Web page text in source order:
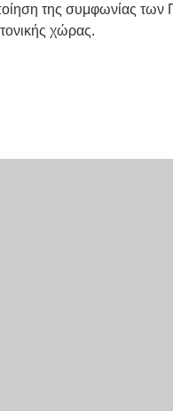
της συμφωνίας
χώρας.